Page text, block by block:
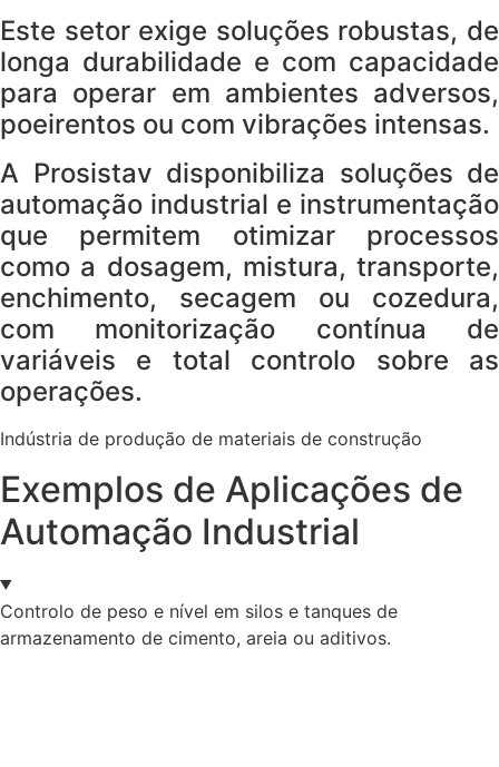
Este setor exige soluções robustas, de
longa durabilidade e com capacidade
para operar em ambientes adversos,
poeirentos ou com vibrações intensas.
A Prosistav disponibiliza soluções de
automação industrial e instrumentação
que permitem otimizar processos
como a dosagem, mistura, transporte,
enchimento, secagem ou cozedura,
com monitorização contínua de
variáveis e total controlo sobre as
operações.
Indústria de produção de materiais de construção
Exemplos de Aplicações de
Automação Industrial
Controlo de peso e nível em silos e tanques de
armazenamento de cimento, areia ou aditivos.